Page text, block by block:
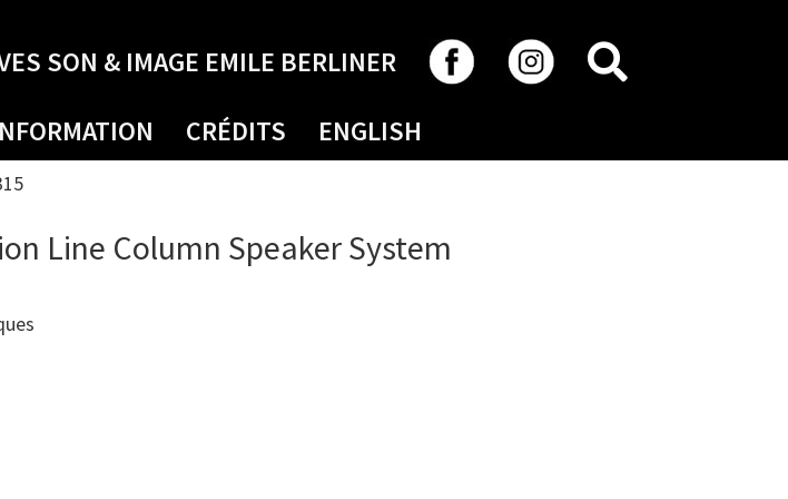
SON & IMAGE EMILE BERLINER
CRÉDITS ENGLISH
Line Column Speaker System